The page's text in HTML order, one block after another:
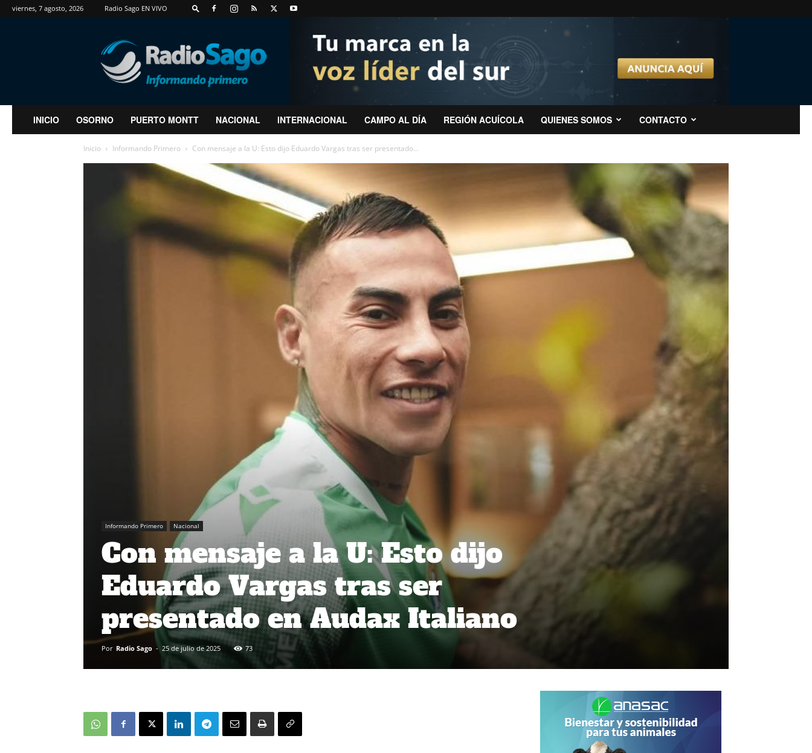
viernes, 7 agosto, 2026 Radio Sago EN VIVO
RadioSago
INICIO OSORNO PUERTO MONTT NACIONAL INTERNACIONAL CAMPO AL DÍA REGIÓN ACUÍCOLA QUIENES SOMOS CONTACTO
Inicio Informando Primero Con mensaje a la U: Esto dijo Eduardo Vargas tras ser presentado...
Informando Primero Nacional
Con mensaje a la U: Esto dijo
Eduardo Vargas tras ser
presentado en Audax Italiano
Por Radio Sago - 25 de julio de 2025 73